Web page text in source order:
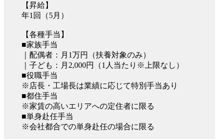
【昇給】
年1回（5月）
【各種手当】
■家族手当
｜配偶者：月1万円（扶養対象のみ）
｜子ども：月2,000円（1人当たり※上限なし）
■役職手当
※店長・工場長は業績に応じて特別手当あり
■都住手当
※家賃の高いエリアへの定住者に限る
■単身赴任手当
※会社都合での単身赴任の場合に限る